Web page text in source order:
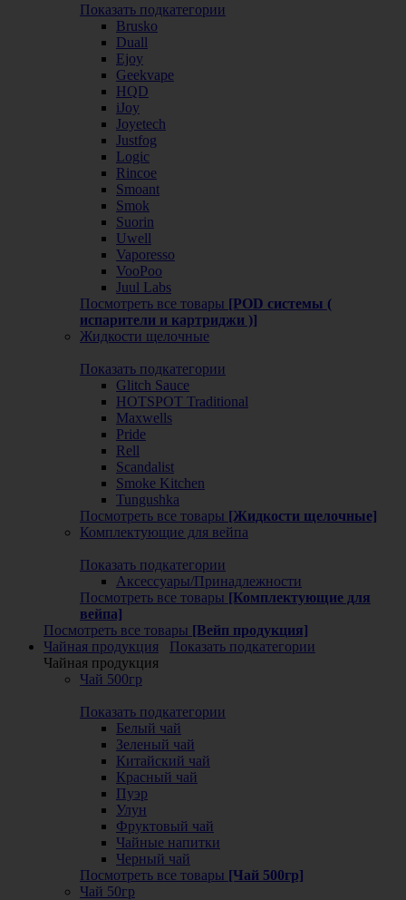
Показать подкатегории
Brusko
Duall
Ejoy
Geekvape
HQD
iJoy
Joyetech
Justfog
Logic
Rincoe
Smoant
Smok
Suorin
Uwell
Vaporesso
VooPoo
Juul Labs
Посмотреть все товары [POD системы (
испарители и картриджи )]
Жидкости щелочные
Показать подкатегории
Glitch Sauce
HOTSPOT Traditional
Maxwells
Pride
Rell
Scandalist
Smoke Kitchen
Tungushka
Посмотреть все товары [Жидкости щелочные]
Комплектующие для вейпа
Показать подкатегории
Аксессуары/Принадлежности
Посмотреть все товары [Комплектующие для
вейпа]
Посмотреть все товары [Вейп продукция]
Чайная продукция
Показать подкатегории
Чайная продукция
Чай 500гр
Показать подкатегории
Белый чай
Зеленый чай
Китайский чай
Красный чай
Пуэр
Улун
Фруктовый чай
Чайные напитки
Черный чай
Посмотреть все товары [Чай 500гр]
Чай 50гр